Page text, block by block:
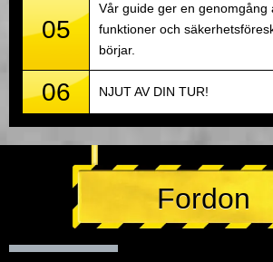
05
Vår guide ger en genomgång
funktioner och
börjar.
06 NJUT AV DIN TUR!
Fordon